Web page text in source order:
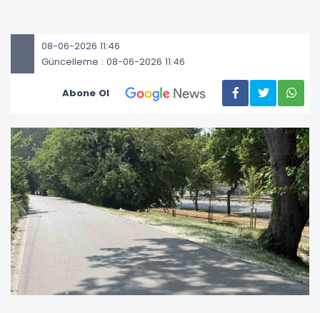
08-06-2026 11:46
Güncelleme : 08-06-2026 11:46
Abone Ol